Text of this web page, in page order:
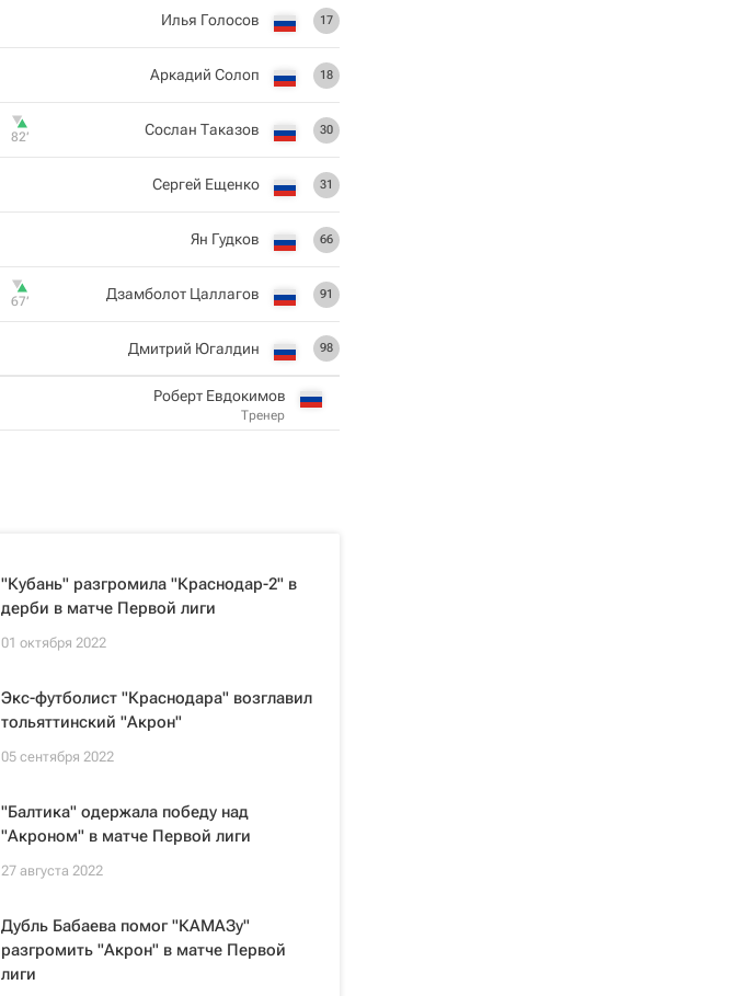
17
Илья Голосов
18
Аркадий Солоп
30
Сослан Таказов
82‎’‎
31
Сергей Ещенко
66
Ян Гудков
91
Дзамболот Цаллагов
67‎’‎
98
Дмитрий Югалдин
Роберт Евдокимов
Тренер
"Кубань" разгромила "Краснодар-2" в
дерби в матче Первой лиги
01 октября 2022
Экс-футболист "Краснодара" возглавил
тольяттинский "Акрон"
05 сентября 2022
"Балтика" одержала победу над
"Акроном" в матче Первой лиги
27 августа 2022
Дубль Бабаева помог "КАМАЗу"
разгромить "Акрон" в матче Первой
лиги